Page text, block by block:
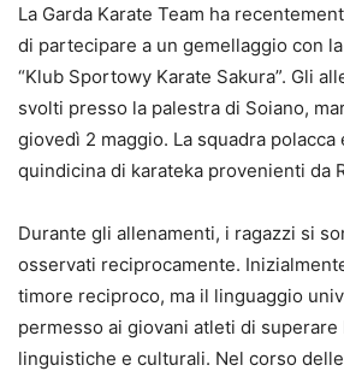
La Garda Karate Team ha
di partecipare a un gemellaggio con
“Klub Sportowy Karate Sakura”. Gli
svolti presso la palestra di Soiano,
giovedì 2 maggio. La squadra polacca
quindicina di karateka provenienti da
Durante gli allenamenti, i ragazzi si
osservati reciprocamente.
timore reciproco, ma il linguaggio
permesso ai giovani atleti di
linguistiche e culturali. Nel corso